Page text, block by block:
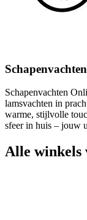
Schapenvachten
lamsvachten in
warme, stijlvolle
sfeer in huis – jouw
Alle winkels